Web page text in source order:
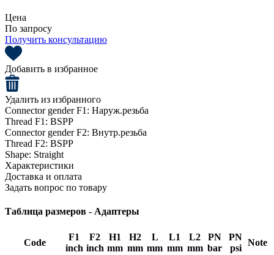
Цена
По запросу
Получить консультацию
Добавить в избранное
Удалить из избранного
Connector gender F1: Наруж.резьба
Thread F1: BSPP
Connector gender F2: Внутр.резьба
Thread F2: BSPP
Shape: Straight
Характеристики
Доставка и оплата
Задать вопрос по товару
Таблица размеров - Адаптеры
Code
F1
inch
F2
inch
H1
mm
H2
mm
L
mm
L1
mm
L2
mm
PN
bar
PN
psi
Note